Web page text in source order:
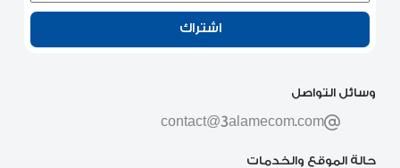
وسائل التواصل
contact@3alamecom.com
حالة الموقع والخدمات
اشتراك